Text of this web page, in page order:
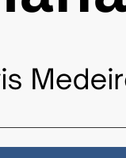
Redação 1 de
É difícil abordar um
Read More…